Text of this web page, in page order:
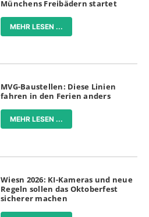
Münchens Freibädern startet
MEHR LESEN ...
MVG-Baustellen: Diese Linien
fahren in den Ferien anders
MEHR LESEN ...
Wiesn 2026: KI-Kameras und neue
Regeln sollen das Oktoberfest
sicherer machen